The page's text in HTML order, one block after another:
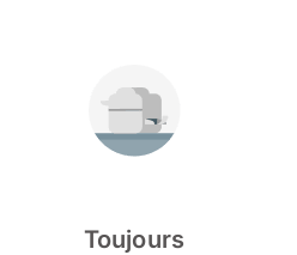
Toujours